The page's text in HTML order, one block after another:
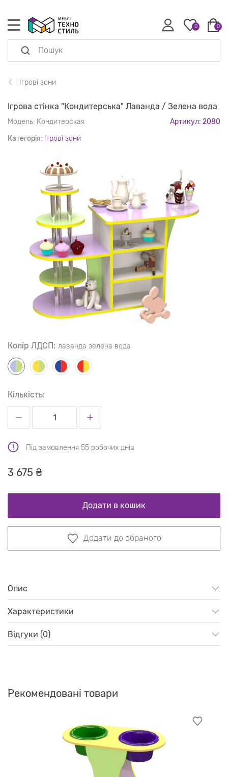
0 0
Ігрові зони
Ігрова стінка "Кондитерська" Лаванда / Зелена вода
Модель: Кондитерская
Артикул: 2080
Категорія: Ігрові зони
Колір ЛДСП: лаванда зелена вода
Кількість:
Під замовлення 55 робочих днів
3 675 ₴
Додати в кошик
Додати до обраного
Опис
Характеристики
Відгуки (0)
Рекомендовані товари